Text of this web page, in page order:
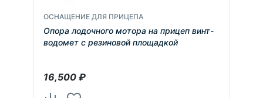
ОСНАЩЕНИЕ ДЛЯ ПРИЦЕПА
Опора лодочного мотора на прицеп винт-
водомет с резиновой площадкой
16,500₽